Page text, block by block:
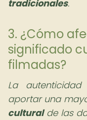
tradicionales.
3. ¿Cómo
significado
filmadas?
La
aportar una
culturalde las